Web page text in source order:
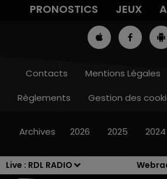
Live : RDL RADIO
13h00 - 16h00
PRONOSTICS
JEUX
Contacts Mentions Légales
Règlements
Gestion des
Archives 2026 2025 2024